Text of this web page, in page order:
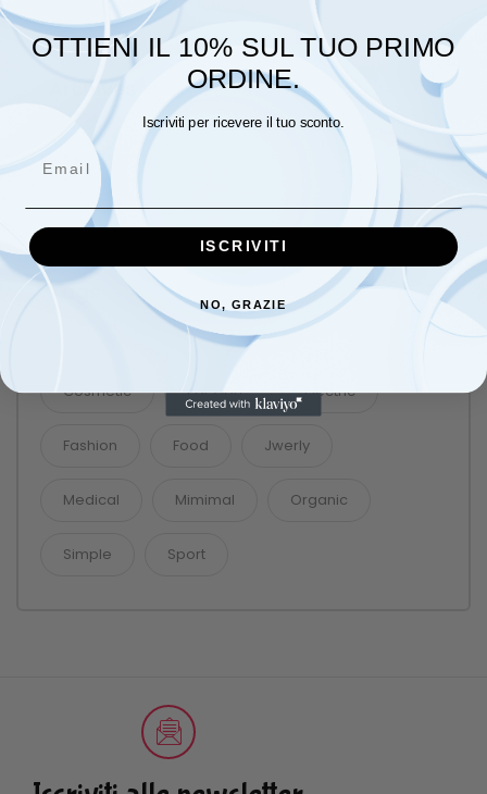
Archives
OTTOBRE 2022
MAGGIO 2018
APRILE 2017
Tags
Baby Needs
Cosmetic Ear Care Electric
Fashion Food Jwerly
Medical Mimimal Organic
Simple Sport
OTTIENI IL 10% SUL TUO PRIMO
ORDINE.
Iscriviti per ricevere il tuo sconto.
ISCRIVITI
NO, GRAZIE